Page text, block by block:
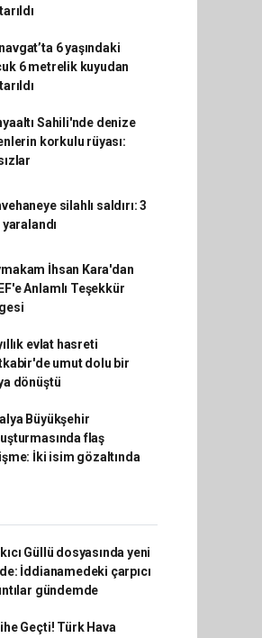
6 yaşındaki
6 metrelik kuyudan
Sahili'nde denize
korkulu rüyası:
silahlı saldırı: 3
yaralandı
İhsan Kara'dan
Anlamlı Teşekkür
evlat hasreti
umut dolu bir
dönüştü
Büyükşehir
flaş
İki isim gözaltında
Güllü dosyasında yeni
İddianamedeki çarpıcı
gündemde
Geçti! Türk Hava